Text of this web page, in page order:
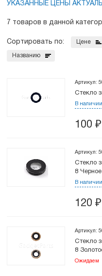
УКАЗАННЫЕ ЦЕНЫ
7 товаров в данной
Сортировать по: Цене
Названию
Артикул:
Стекло
В
100 ₽
Артикул:
Стекло
8
В
120 ₽
Артикул:
Стекло
8
Ожидаем